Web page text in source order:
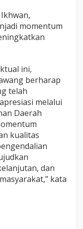
momentum
ini,
berharap
telah
melalui
Daerah
kualitas
dan
kata